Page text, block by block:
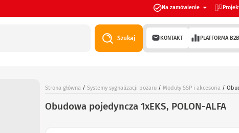
Na zamówienie
Szukaj KONTAKT PLATFORMA B2B
Strona główna/ Systemy sygnalizacji pożaru/ Moduły SSP i akcesoria/
Obudowa pojedyncza 1xEKS, POLON-ALFA